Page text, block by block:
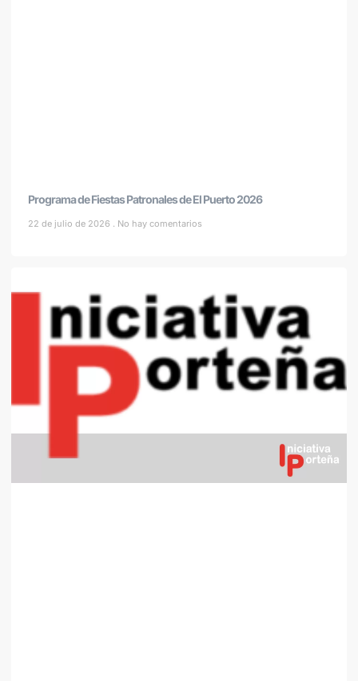
Programa de Fiestas Patronales de El Puerto 2026
22 de julio de 2026 No hay comentarios